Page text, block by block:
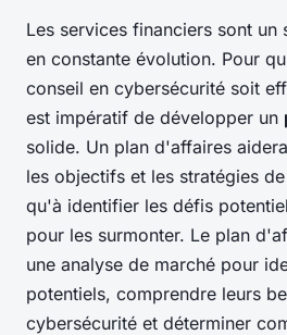
Les services financiers sont
en constante évolution. Pour
conseil en cybersécurité soit
est impératif de développer un
solide. Un plan d'affaires
les objectifs et les stratégies
qu'à identifier les défis
pour les surmonter. Le plan
une analyse de marché pour
potentiels, comprendre leurs
cybersécurité et déterminer